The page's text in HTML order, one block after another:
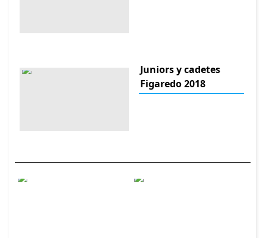
Juniors y cadetes
Figaredo 2018